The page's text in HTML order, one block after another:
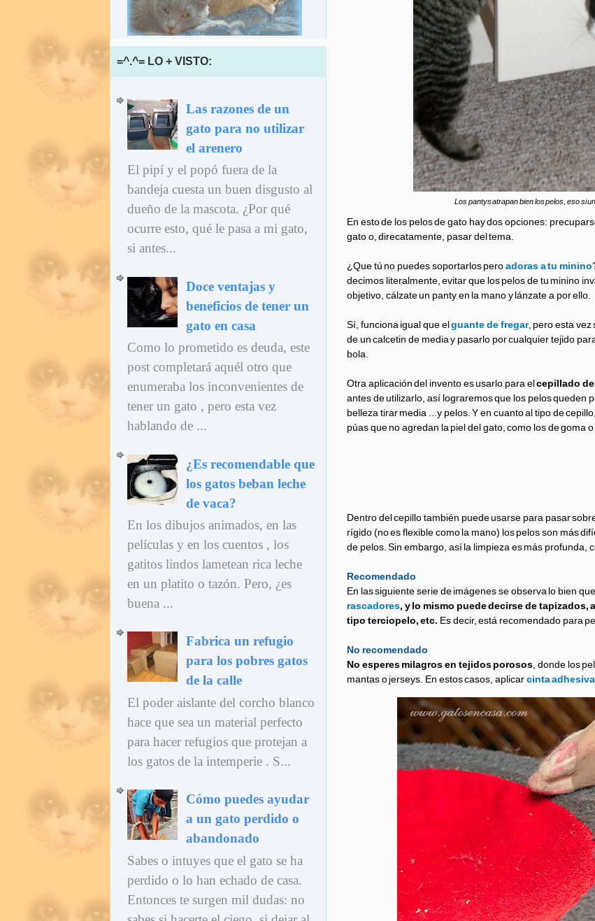
Los pantys atrapan bien los pelos, eso si
En esto de los pelos de gato hay dos opciones:
gato o, direcatamente, pasar del tema.
¿Que tú no puedes soportarlos peroadoras a tu minino
decimos literalmente, evitar que los pelos de tu minino
objetivo, cálzate un panty en la mano y lánzate a por ello.
Sí, funciona igual que elguante de fregar, pero esta vez
de un calcetin de media y pasarlo por cualquier tejido
bola.
Otra aplicación del invento es usarlo para elcepillado
antes de utilizarlo, así lograremos que los pelos queden
belleza tirar media ...y pelos. Y en cuanto al tipo de
púas que no agredan la piel del gato, como los de goma
Dentro del cepillo también puede usarse para pasar
rígido (no es flexible como la mano) los pelos son más
de pelos. Sin embargo, así la limpieza es más profunda,
Recomendado
En las siguiente serie de imágenes se observa lo bien
rascadores, y lo mismo puede decirse de tapizados,
tipo terciopelo, etc. Es decir, está recomendado para
No recomendado
No esperes milagros en tejidos porosos , donde los
mantas o jerseys. En estos casos, aplicarcinta adhesiva
=^.^= LO + VISTO:
Las razones de un
gato para no utilizar
el arenero
El pipí y el popó fuera de la
bandeja cuesta un buen disgusto al
dueño de la mascota. ¿Por qué
ocurre esto, qué le pasa a mi gato,
si antes...
Doce ventajas y
beneficios de tener un
gato en casa
Como lo prometido es deuda, este
post completará aquél otro que
enumeraba los inconvenientes de
tener un gato , pero esta vez
hablando de ...
¿Es recomendable que
los gatos beban leche
de vaca?
En los dibujos animados, en las
películas y en los cuentos , los
gatitos lindos lametean rica leche
en un platito o tazón. Pero, ¿es
buena ...
Fabrica un refugio
para los pobres gatos
de la calle
El poder aislante del corcho blanco
hace que sea un material perfecto
para hacer refugios que protejan a
los gatos de la intemperie . S...
Cómo puedes ayudar
a un gato perdido o
abandonado
Sabes o intuyes que el gato se ha
perdido o lo han echado de casa.
Entonces te surgen mil dudas: no